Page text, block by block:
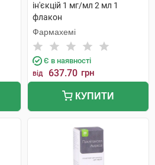
ін'єкцій 1 мг/мл 2 мл 1
флакон
Фармахемі
Є в наявності
від 637.70 грн
КУПИТИ